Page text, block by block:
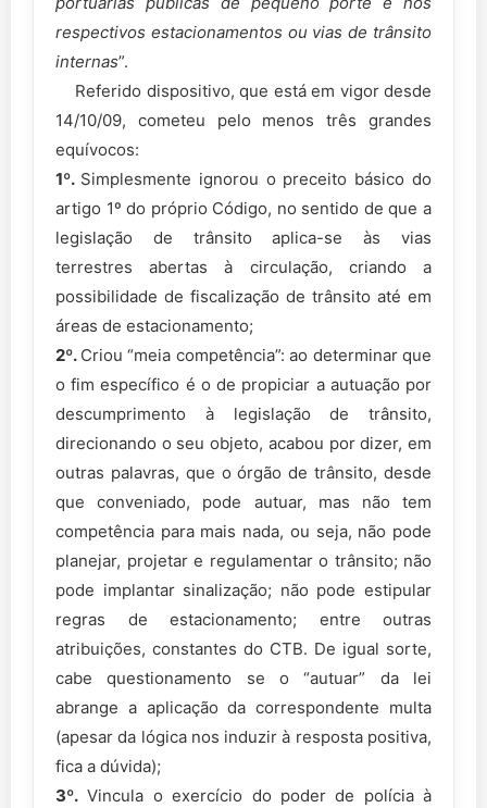
respectivos estacionamentos ou vias de trânsito
internas”.
Referido dispositivo, que está em vigor desde
14/10/09, cometeu pelo menos três grandes
equívocos:
1º. Simplesmente ignorou o preceito básico do
artigo 1º do próprio Código, no sentido de que a
legislação de trânsito aplica-se às vias
terrestres abertas à circulação, criando a
possibilidade de fiscalização de trânsito até em
áreas de estacionamento;
2º. Criou “meia competência”: ao determinar que
o fim específico é o de propiciar a autuação por
descumprimento à legislação de trânsito,
direcionando o seu objeto, acabou por dizer, em
outras palavras, que o órgão de trânsito, desde
que conveniado, pode autuar, mas não tem
competência para mais nada, ou seja, não pode
planejar, projetar e regulamentar o trânsito; não
pode implantar sinalização; não pode estipular
regras de estacionamento; entre outras
atribuições, constantes do CTB. De igual sorte,
cabe questionamento se o “autuar” da lei
abrange a aplicação da correspondente multa
(apesar da lógica nos induzir à resposta positiva,
fica a dúvida);
3º. Vincula o exercício do poder de polícia à